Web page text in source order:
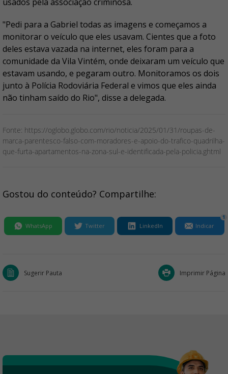
"Pedi para a Gabriel todas as imagens e começamos a
monitorar o veículo que eles usavam. Cientes que a foto
deles estava vazada na internet, eles foram para a
comunidade da Vila Vintém, onde deixaram um veículo que
estavam usando, e pegaram outro. Monitoramos os dois
junto à Polícia Rodoviária Federal e vimos que eles ainda
não tinham saído do Rio", disse a delegada.
Fonte: https://oglobo.globo.com/rio/noticia/2025/01/31/roupas-de-
marca-parentesco-falso-com-moradores-e-apoio-do-trafico-quadrilha-
que-furta-apartamentos-na-zona-sul-e-identificada-pela-policia.ghtml
Gostou do conteúdo? Compartilhe:
WhatsApp Twitter LinkedIn Indicar
1
Sugerir Pauta Imprimir Página